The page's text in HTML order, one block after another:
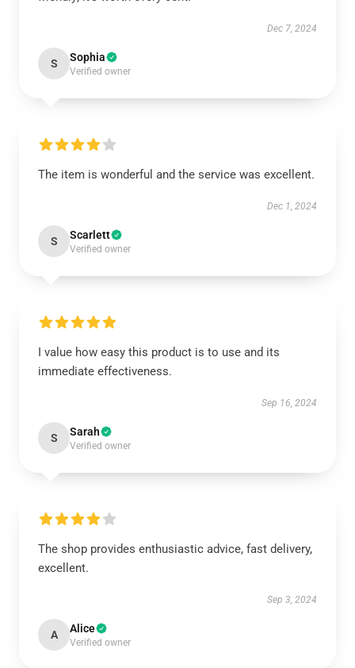
Dec 7, 2024
S Sophia
Verified owner
The item is wonderful and the service was excellent.
Dec 1, 2024
S Scarlett
Verified owner
I value how easy this product is to use and its
immediate effectiveness.
Sep 16, 2024
S Sarah
Verified owner
The shop provides enthusiastic advice, fast delivery,
excellent.
Sep 3, 2024
A Alice
Verified owner